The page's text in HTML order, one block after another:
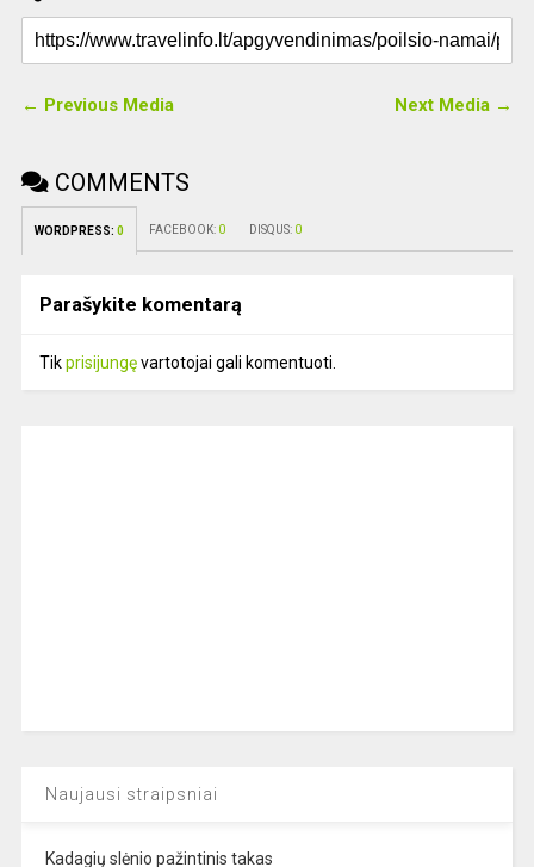
← Previous Media Next Media →
COMMENTS
WORDPRESS: 0 FACEBOOK: 0 DISQUS: 0
Parašykite komentarą
Tikprisijungęvartotojai gali komentuoti.
Naujausi straipsniai
Kadagių slėnio pažintinis takas